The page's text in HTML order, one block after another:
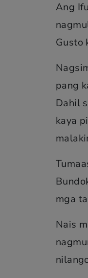
Ang
Gusto
pang
Dahil
kaya
mga
Nais